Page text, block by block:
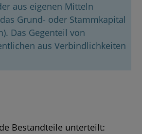
aus eigenen Mitteln
Grund- oder Stammkapital
Das Gegenteil von
aus Verbindlichkeiten
Bestandteile unterteilt: